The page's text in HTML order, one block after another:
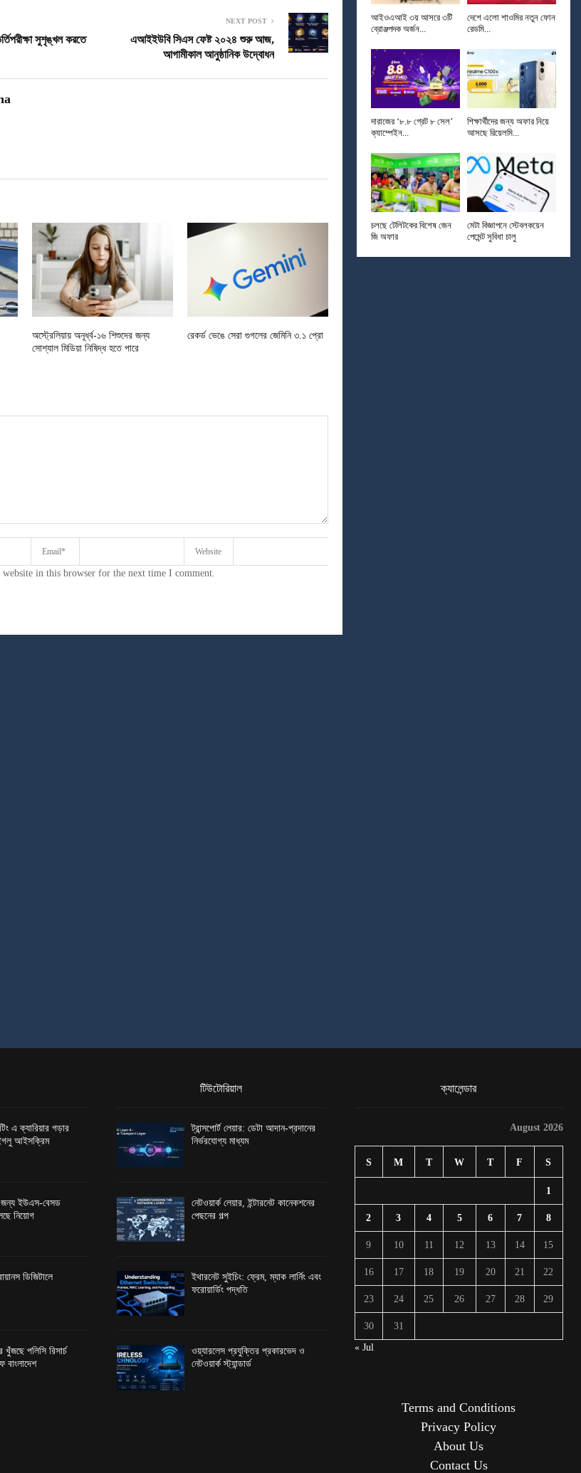
সুশৃঙ্খল করতে
NEXT POST
এআইইউবি সিএস ফেষ্ট ২০২৪ শুরু আজ,
আগামীকাল আনুষ্ঠানিক উদ্বোধন
অস্ট্রেলিয়ায় অনূর্ধ্ব-১৬ শিশুদের জন্য
সোশ্যাল মিডিয়া নিষিদ্ধ হতে পারে
রেকর্ড ভেঙে সেরা গুগলের জেমিনি ৩.১ প্রো
website in this browser for the next time I comment.
আইওএআই ৩য় আসরে ৩টি
ব্রোঞ্জপদক অর্জন...
দেশে এলো শাওমির নতুন ফোন
রেডমি...
দারাজের ‘৮.৮ গ্রেট ৮ সেল’
ক্যাম্পেইন...
শিক্ষার্থীদের জন্য অফার নিয়ে
আসছে রিয়েলমি...
চলছে টেলিটকের বিশেষ জেন
জি অফার
মেটা বিজ্ঞাপনে স্টেবলকয়েন
পেমেন্ট সুবিধা চালু
এ ক্যারিয়ার গড়ার
আইসক্রিম
জন্য ইউএস-বেসড
নিয়োগ
ডিজিটালে
পলিসি রিসার্চ
বাংলাদেশ
টিউটোরিয়াল
ট্রান্সপোর্ট লেয়ার: ডেটা আদান-প্রদানের
নির্ভরযোগ্য মাধ্যম
নেটওয়ার্ক লেয়ার, ইন্টারনেট কানেকশনের
পেছনের গল্প
ইথারনেট সুইচিং: ফ্রেম, ম্যাক লার্নিং এবং
ফরোয়ার্ডিং পদ্ধতি
ওয়্যারলেস প্রযুক্তির প্রকারভেদ ও
নেটওয়ার্ক স্ট্যান্ডার্ড
ক্যালেন্ডার
August 2026
S M T W T F S
1
2 3 4 5 6 7 8
9 10 11 12 13 14 15
16 17 18 19 20 21 22
23 24 25 26 27 28 29
30
31
« Jul
Terms and Conditions
Privacy Policy
About Us
Contact Us